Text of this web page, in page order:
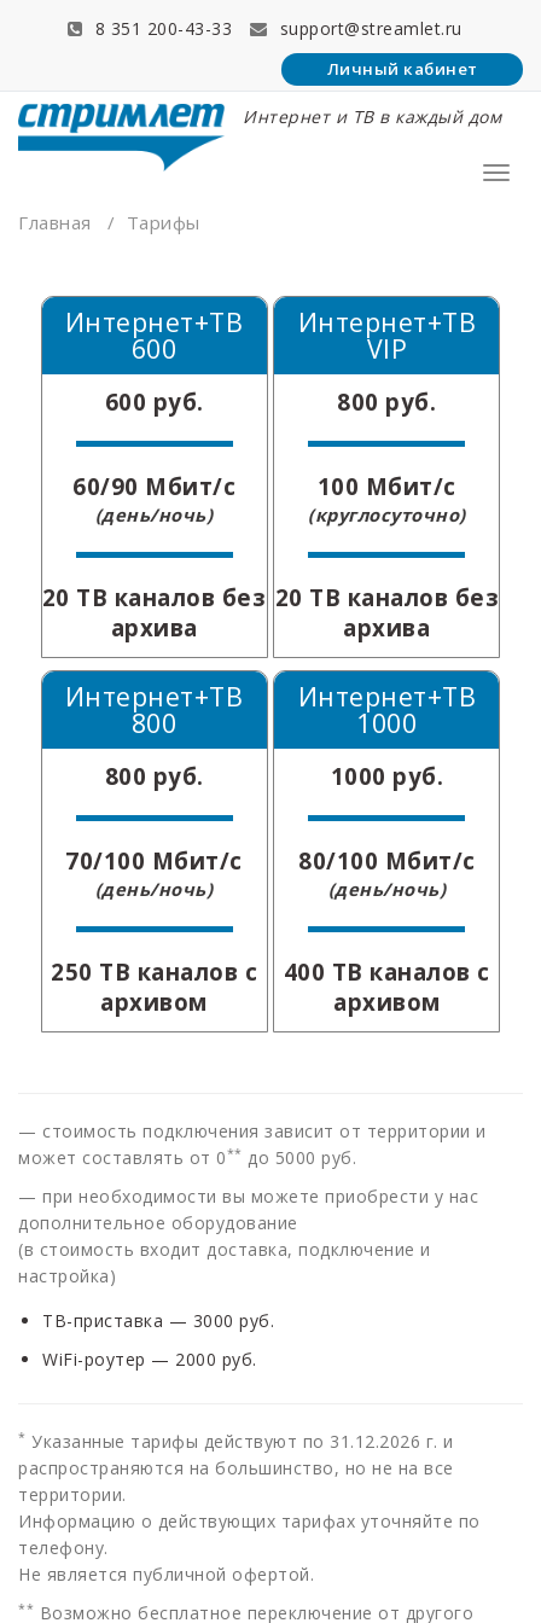
8 351 200-43-33 support@streamlet.ru
Личный кабинет
Интернет и ТВ в каждый дом
Главная / Тарифы
Интернет+ТВ
600
600 руб.
60/90 Мбит/с
(день/ночь)
20 ТВ каналов без
архива
Интернет+ТВ
VIP
800 руб.
100 Мбит/с
(круглосуточно)
20 ТВ каналов без
архива
Интернет+ТВ
800
800 руб.
70/100 Мбит/с
(день/ночь)
250 ТВ каналов с
архивом
Интернет+ТВ
1000
1000 руб.
80/100 Мбит/с
(день/ночь)
400 ТВ каналов с
архивом
— cтоимость подключения зависит от территории и
может составлять от 0** до 5000 руб.
— при необходимости вы можете приобрести у нас
дополнительное оборудование
(в стоимость входит доставка, подключение и
настройка)
ТВ-приставка — 3000 руб.
WiFi-роутер — 2000 руб.
* Указанные тарифы действуют по 31.12.2026 г. и
распространяются на большинство, но не на все
территории.
Информацию о действующих тарифах уточняйте по
телефону.
Не является публичной офертой.
** Возможно бесплатное переключение от другого